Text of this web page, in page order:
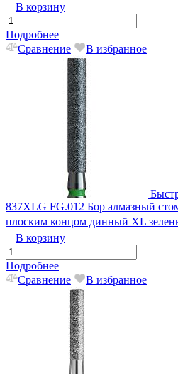
В корзину
Подробнее
Сравнение
В избранное
837XLG FG.012 Бор алмазный
плоским концом динный XL
В корзину
Подробнее
Сравнение
В избранное